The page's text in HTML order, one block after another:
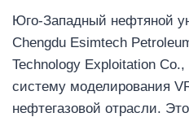
Юго-Западный нефтяной
Chengdu Esimtech
Technology Exploitation
систему моделирования
нефтегазовой отрасли.